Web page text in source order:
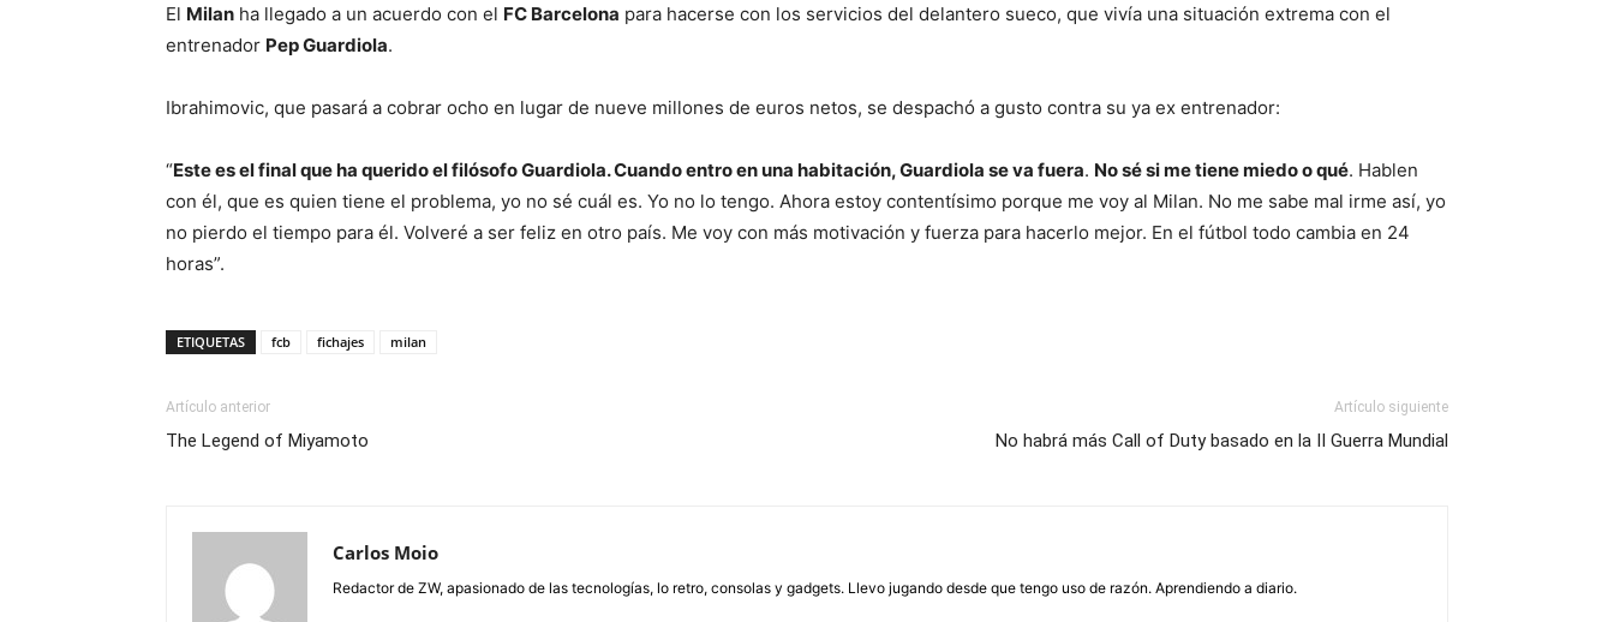
El Milan ha llegado a un acuerdo con el FC Barcelona para hacerse con los servicios del delantero sueco, que vivía una situación extrema con el
entrenador Pep Guardiola.
Ibrahimovic, que pasará a cobrar ocho en lugar de nueve millones de euros netos, se despachó a gusto contra su ya ex entrenador:
“Este es el final que ha querido el filósofo Guardiola. Cuando entro en una habitación, Guardiola se va fuera. No sé si me tiene miedo o qué. Hablen
con él, que es quien tiene el problema, yo no sé cuál es. Yo no lo tengo. Ahora estoy contentísimo porque me voy al Milan. No me sabe mal irme así, yo
no pierdo el tiempo para él. Volveré a ser feliz en otro país. Me voy con más motivación y fuerza para hacerlo mejor. En el fútbol todo cambia en 24
horas”.
ETIQUETAS fcb fichajes milan
Artículo anterior
The Legend of Miyamoto
Artículo siguiente
No habrá más Call of Duty basado en la II Guerra Mundial
Carlos Moio
Redactor de ZW, apasionado de las tecnologías, lo retro, consolas y gadgets. Llevo jugando desde que tengo uso de razón. Aprendiendo a diario.